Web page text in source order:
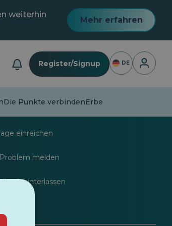
weiterhin
Mehr erfahren
Register/Signup DE
Die Punkte verbindenErbe
einreichen
melden
hinterlassen